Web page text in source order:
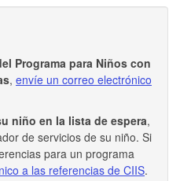
Programa para Niños con
, envíe un correo electrónico
niño en la lista de espera,
de servicios de su niño. Si
para un programa
a las referencias de CIIS.